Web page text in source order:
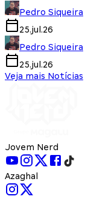
Pedro Siqueira
25.jul.26
Pedro Siqueira
25.jul.26
Veja mais Notícias
Jovem Nerd
Azaghal